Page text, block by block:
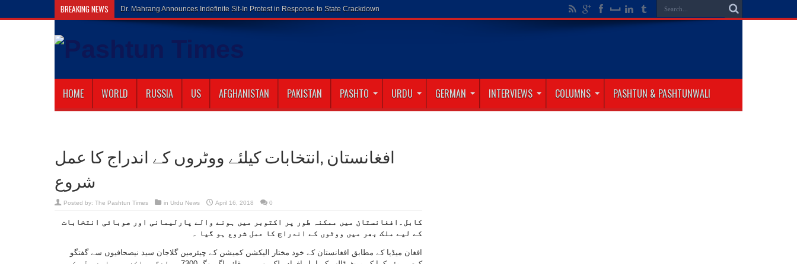
BREAKING NEWS Gilaman Waz
HOME WORLD RUSSIA US AFGHANISTAN PAKISTAN PASHTO URDU GERMAN INTERVIEWS COLUMNS PASHTUN & PASHTUNWALI
افغانستان ,انتخابات کیلئے ووٹروں کے اندراج کا عمل
شروع
Posted by: The Pashtun Times in Urdu News April 16, 2018 0
کابل۔افغانستان میں ممکنہ طور پر اکتوبر میں ہونے والے پارلیمانی اور صوبائی انتخابات
کے لیے ملک بھر میں ووٹوں کے اندراج کا عمل شروع ہو گیا ۔
افغان میڈیا کے مطابق افغانستان کے خود مختار الیکشن کمیشن کے چیئرمین گلاجان سید نیصحافیوں سے گفتگو